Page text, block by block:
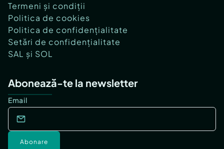
Termeni și condiții
Politica de cookies
Politica de confidențialitate
Setări de confidențialitate
SAL și SOL
Abonează-te la newsletter
Email
Abonare